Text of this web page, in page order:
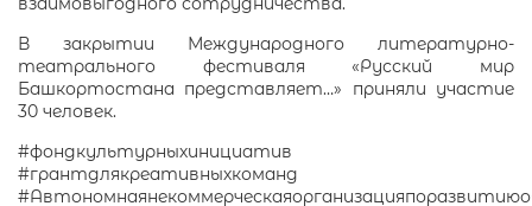
В закрытии Международного литературно-
театрального фестиваля «Русский мир
Башкортостана представляет…» приняли участие
30 человек.
#фондкультурныхинициатив
#грантдлякреативныхкоманд